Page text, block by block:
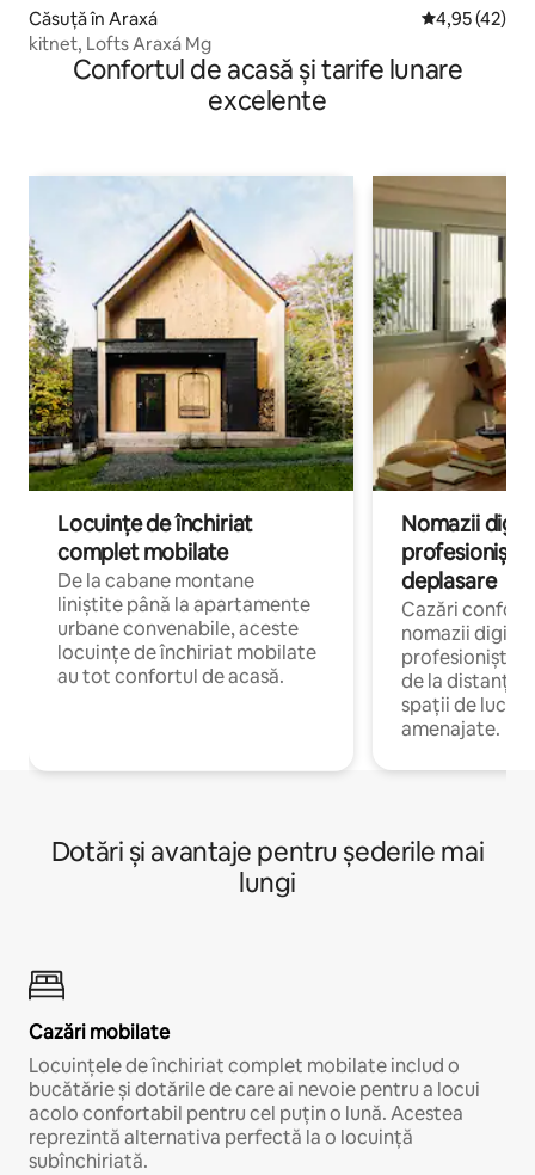
Căsuță în Araxá Scor mediu
4,95 (42)
kitnet, Lofts Araxá Mg
Confortul de acasă și tarife lunare
excelente
Locuințe de închiriat
complet mobilate
De la cabane montane
liniștite până la apartamente
urbane convenabile, aceste
locuințe de închiriat mobilate
au tot confortul de acasă.
Nomazii
profesioniștii
deplasare
Cazări
nomazii
profesioniștii
de la distanță,
spații de lucru
amenajate.
Dotări și avantaje pentru șederile mai
lungi
Cazări mobilate
Locuințele de închiriat complet mobilate includ o
bucătărie și dotările de care ai nevoie pentru a locui
acolo confortabil pentru cel puțin o lună. Acestea
reprezintă alternativa perfectă la o locuință
subînchiriată.